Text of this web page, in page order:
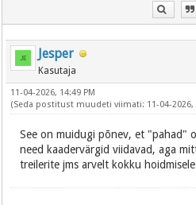
Jesper
Kasutaja
11-04-2026, 14:49 PM
(Seda postitust muudeti viimati: 11-04-2026,
See on muidugi põnev, et "pahad"
need kaadervärgid viidavad, aga
treilerite jms arvelt kokku